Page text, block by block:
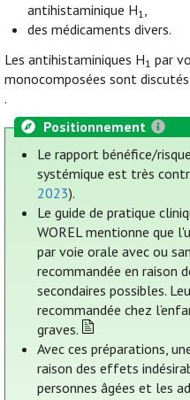
antihistaminique H1,
des médicaments divers.
Les antihistaminiques H1 par
monocomposées sont
.
Positionnement
Le rapport bénéfice/
systémique est très
2023).
Le guide de pratique
WOREL mentionne que
par voie orale avec ou
recommandée en raison
secondaires possibles.
recommandée chez
graves.
Avec ces préparations,
raison des effets
personnes âgées et les